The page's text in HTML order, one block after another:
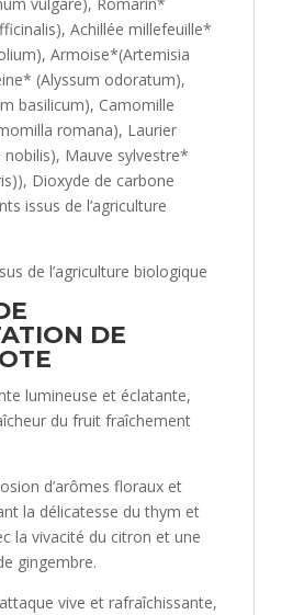
vulgare), Romarin*
Achillée millefeuille*
Armoise*(Artemisia
(Alyssum odoratum),
basilicum), Camomille
romana), Laurier
Mauve sylvestre*
Dioxyde de carbone
issus de l’agriculture
de l’agriculture biologique
DE
lumineuse et éclatante,
du fruit fraîchement
d’arômes floraux et
la délicatesse du thym et
la vivacité du citron et une
gingembre.
vive et rafraîchissante,